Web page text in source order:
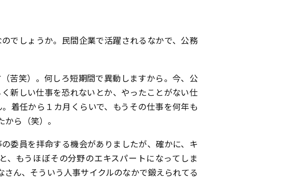
でしょうか。民間企業で活躍されるなかで、公務
苦笑）。何しろ短期間で異動しますから。今、公
新しい仕事を恐れないとか、やったことがない仕
着任から１カ月くらいで、もうその仕事を何年も
ら（笑）。
委員を拝命する機会がありましたが、確かに、キ
もうほぼその分野のエキスパートになってしま
ん、そういう人事サイクルのなかで鍛えられてる